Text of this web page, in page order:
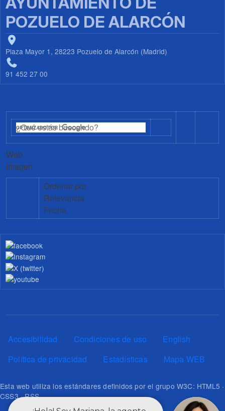
POZUELO DE ALARCÓN
Plaza Mayor 1, 28223 Pozuelo de Alarcón (Madrid)
91 452 27 00
Web
Imagen
Ordenar por
Relevancia
Fecha
Pie de página
Accesibilidad Condiciones de uso
English
Política de privacidad
Estadísticas Mapa WEB
Esta web utiliza los estándares definidos por el grupo W3C: HTML5 ·
CSS3 · RSS